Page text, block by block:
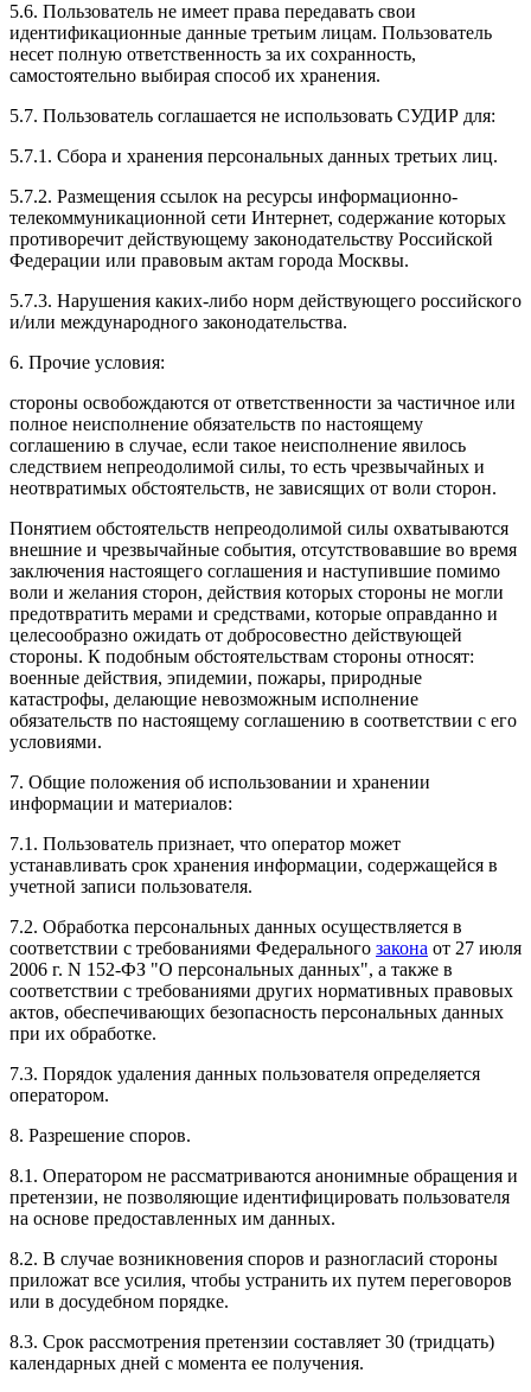
5.6. Пользователь не имеет права передавать свои
идентификационные данные третьим лицам. Пользователь
несет полную ответственность за их сохранность,
самостоятельно выбирая способ их хранения.
5.7. Пользователь соглашается не использовать СУДИР для:
5.7.1. Сбора и хранения персональных данных третьих лиц.
5.7.2. Размещения ссылок на ресурсы информационно-
телекоммуникационной сети Интернет, содержание которых
противоречит действующему законодательству Российской
Федерации или правовым актам города Москвы.
5.7.3. Нарушения каких-либо норм действующего российского
и/или международного законодательства.
6. Прочие условия:
стороны освобождаются от ответственности за частичное или
полное неисполнение обязательств по настоящему
соглашению в случае, если такое неисполнение явилось
следствием непреодолимой силы, то есть чрезвычайных и
неотвратимых обстоятельств, не зависящих от воли сторон.
Понятием обстоятельств непреодолимой силы охватываются
внешние и чрезвычайные события, отсутствовавшие во время
заключения настоящего соглашения и наступившие помимо
воли и желания сторон, действия которых стороны не могли
предотвратить мерами и средствами, которые оправданно и
целесообразно ожидать от добросовестно действующей
стороны. К подобным обстоятельствам стороны относят:
военные действия, эпидемии, пожары, природные
катастрофы, делающие невозможным исполнение
обязательств по настоящему соглашению в соответствии с его
условиями.
7. Общие положения об использовании и хранении
информации и материалов:
7.1. Пользователь признает, что оператор может
устанавливать срок хранения информации, содержащейся в
учетной записи пользователя.
7.2. Обработка персональных данных осуществляется в
соответствии с требованиями Федерального закона от 27 июля
2006 г. N 152-ФЗ "О персональных данных", а также в
соответствии с требованиями других нормативных правовых
актов, обеспечивающих безопасность персональных данных
при их обработке.
7.3. Порядок удаления данных пользователя определяется
оператором.
8. Разрешение споров.
8.1. Оператором не рассматриваются анонимные обращения и
претензии, не позволяющие идентифицировать пользователя
на основе предоставленных им данных.
8.2. В случае возникновения споров и разногласий стороны
приложат все усилия, чтобы устранить их путем переговоров
или в досудебном порядке.
8.3. Срок рассмотрения претензии составляет 30 (тридцать)
календарных дней с момента ее получения.